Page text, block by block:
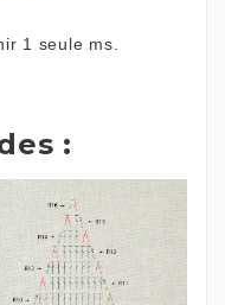
1 seule ms.
: